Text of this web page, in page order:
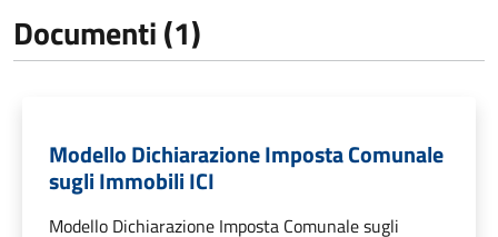
Documenti (1)
Modello Dichiarazione Imposta Comunale
sugli Immobili ICI
Modello Dichiarazione Imposta Comunale sugli